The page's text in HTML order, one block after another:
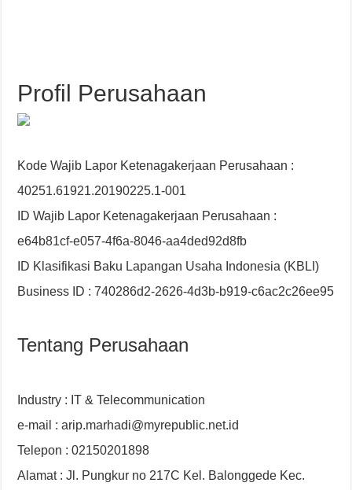
Profil Perusahaan
Kode Wajib Lapor Ketenagakerjaan Perusahaan :
40251.61921.20190225.1-001
ID Wajib Lapor Ketenagakerjaan Perusahaan :
e64b81cf-e057-4f6a-8046-aa4ded92d8fb
ID Klasifikasi Baku Lapangan Usaha Indonesia (KBLI)
Business ID : 740286d2-2626-4d3b-b919-c6ac2c26ee95
Tentang Perusahaan
Industry : IT & Telecommunication
e-mail : arip.marhadi@myrepublic.net.id
Telepon : 02150201898
Alamat : Jl. Pungkur no 217C Kel. Balonggede Kec.